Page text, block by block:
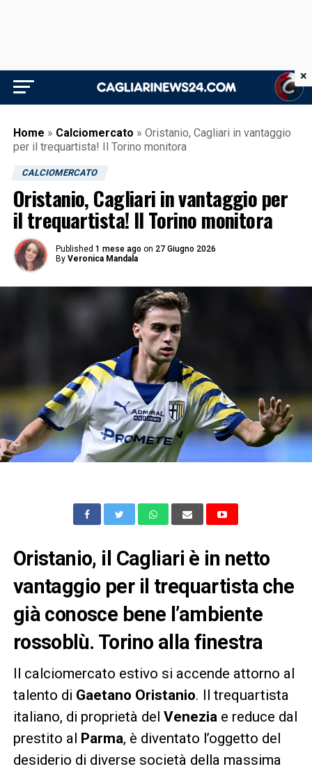
Home » Calciomercato » Oristanio, Cagliari in vantaggio
per il trequartista! Il Torino monitora
CALCIOMERCATO
Oristanio, Cagliari in vantaggio per
il trequartista! Il Torino monitora
Published 1 mese ago on 27 Giugno 2026
By Veronica Mandala
Oristanio, il Cagliari è in netto
vantaggio per il trequartista che
già conosce bene l’ambiente
rossoblù. Torino alla finestra
Il calciomercato estivo si accende attorno al
talento di Gaetano Oristanio. Il trequartista
italiano, di proprietà del Veneziae reduce dal
prestito al Parma, è diventato l’oggetto del
desiderio di diverse società della massima
×